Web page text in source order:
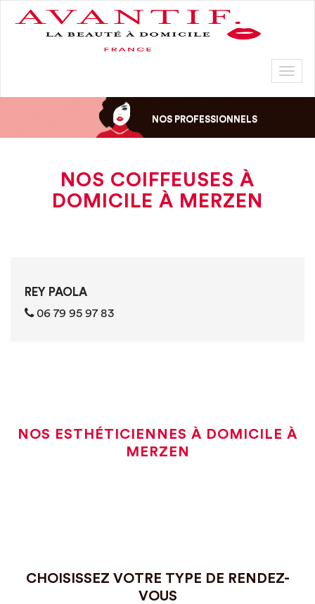
NOS PROFESSIONNELS
NOS COIFFEUSES À
DOMICILE À MERZEN
REY PAOLA
06 79 95 97 83
NOS ESTHÉTICIENNES À DOMICILE À
MERZEN
CHOISISSEZ VOTRE TYPE DE RENDEZ-
VOUS